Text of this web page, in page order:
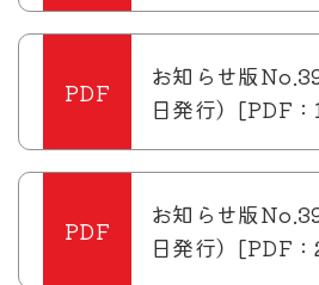
お知らせ版
日発行）[PDF
お知らせ版
日発行）[PDF